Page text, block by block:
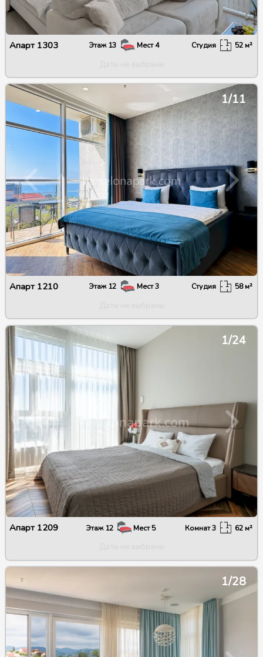
Апарт 1303 Этаж 13 Мест4 Студия 52м²
1/11
Апарт 1210 Этаж 12 Мест3 Студия 58м²
1/24
Апарт 1209 Этаж 12 Мест5 Комнат3 62м²
1/28